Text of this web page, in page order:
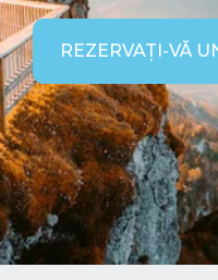
REZERVAȚI-VĂ